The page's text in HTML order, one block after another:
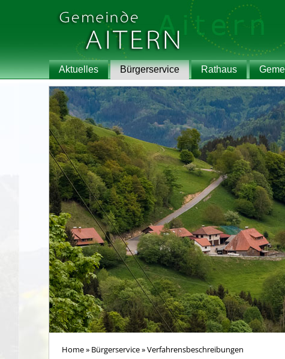
Aktuelles Bürgerservice Rathaus
Home» Bürgerservice»Verfahrensbeschreibungen